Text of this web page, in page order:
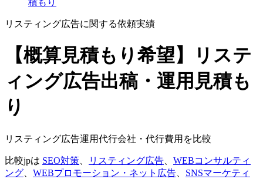
積もり
リスティング広告に関する依頼実績
【概算見積もり希望】リステ
ィング広告出稿・運用見積も
り
リスティング広告運用代行会社・代行費用を比較
比較jpは SEO対策 リスティング広告
WEBコンサルティ
ング
WEBプロモーション・ネット広告
SNSマーケティ